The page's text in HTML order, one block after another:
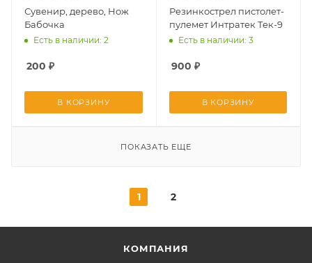
Сувенир, дерево, Нож
Бабочка
Есть в наличии: 2
200 ₽
В КОРЗИНУ
Резинкострел пистолет-
пулемет Интратек Тек-9
Есть в наличии: 3
900 ₽
В КОРЗИНУ
ПОКАЗАТЬ ЕЩЕ
1 2
КОМПАНИЯ